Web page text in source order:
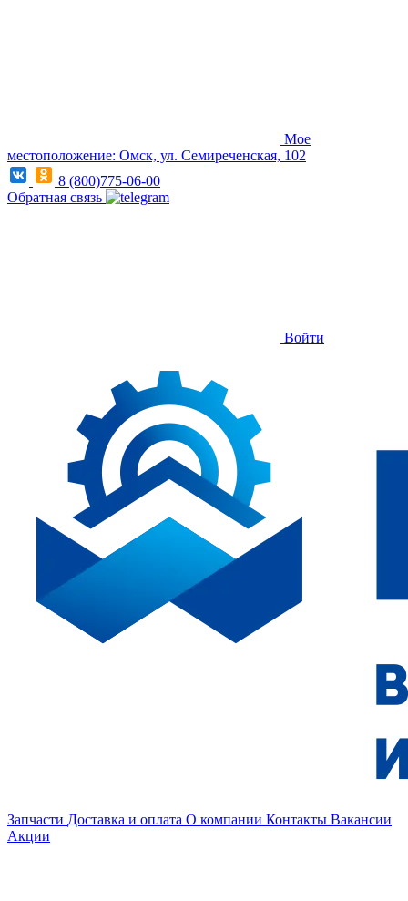
Мое
местоположение: Омск, ул. Семиреченская, 102
8 (800)775-06-00
Обратная связь
Войти
Запчасти Доставка и оплата О компании Контакты Вакансии
Акции